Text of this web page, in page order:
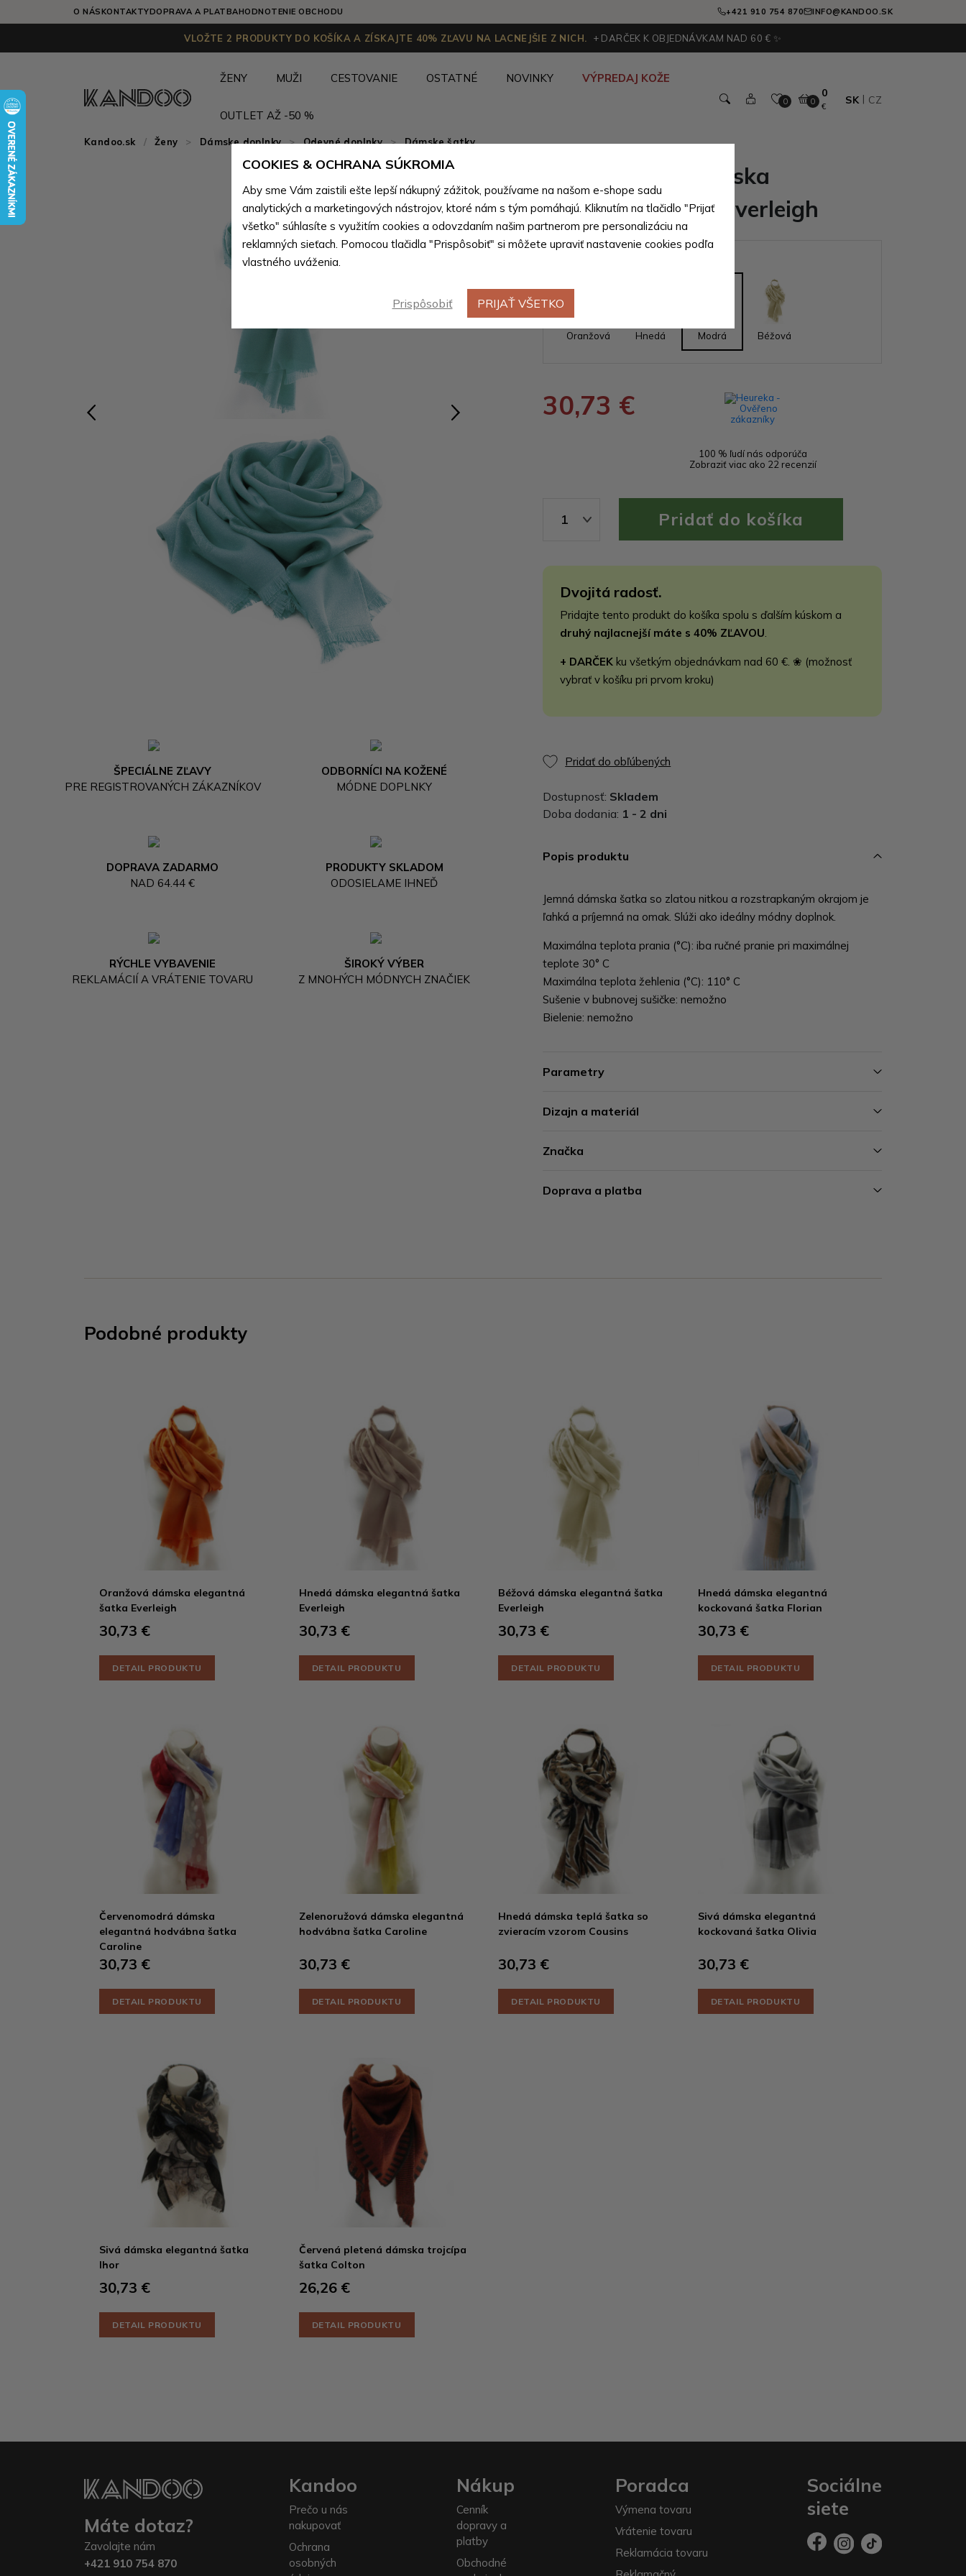
O NÁSKONTAKTYDOPRAVA A PLATBAHODNOTENIE OBCHODU +421 910 754 870 INFO@KANDOO.SK
VLOŽTE 2 PRODUKTY DO KOŠÍKA A ZÍSKAJTE 40% ZĽAVU NA LACNEJŠIE Z NICH. + DARČEK K OBJEDNÁVKAM NAD 60 € ✨
ŽENY MUŽI CESTOVANIE OSTATNÉ NOVINKY VÝPREDAJ KOŽE
OUTLET AŽ -50 %
0 0
0
€
SK CZ
Kandoo.sk Ženy > Dámske doplnky > Odevné doplnky > Dámske šatky
ŠPECIÁLNE ZĽAVY
PRE REGISTROVANÝCH ZÁKAZNÍKOV
ODBORNÍCI NA KOŽENÉ
MÓDNE DOPLNKY
DOPRAVA ZADARMO
NAD 64.44 €
PRODUKTY SKLADOM
ODOSIELAME IHNEĎ
RÝCHLE VYBAVENIE
REKLAMÁCIÍ A VRÁTENIE TOVARU
ŠIROKÝ VÝBER
Z MNOHÝCH MÓDNYCH ZNAČIEK
Svetlomodrá dámska
elegantná šatka Everleigh
Oranžová Hnedá Modrá Béžová
30,73 €
100 % ľudí nás odporúča
Zobraziť viac ako 22 recenzií
1
Dvojitá radosť.
Pridajte tento produkt do košíka spolu s ďalším kúskom a
druhý najlacnejší máte s 40% ZĽAVOU.
+ DARČEK ku všetkým objednávkam nad 60 €. ❀ (možnosť
vybrať v košíku pri prvom kroku)
Pridať do obľúbených
Dostupnosť: Skladem
Doba dodania: 1 - 2 dni
Popis produktu
Jemná dámska šatka so zlatou nitkou a rozstrapkaným okrajom je
ľahká a príjemná na omak. Slúži ako ideálny módny doplnok.
Maximálna teplota prania (°C): iba ručné pranie pri maximálnej
teplote 30° C
Maximálna teplota žehlenia (°C): 110° C
Sušenie v bubnovej sušičke: nemožno
Bielenie: nemožno
Parametry
Dizajn a materiál
Značka
Doprava a platba
Podobné produkty
Oranžová dámska elegantná
šatka Everleigh
30,73 €
DETAIL PRODUKTU
Hnedá dámska elegantná šatka
Everleigh
30,73 €
DETAIL PRODUKTU
Béžová dámska elegantná šatka
Everleigh
30,73 €
DETAIL PRODUKTU
Hnedá dámska elegantná
kockovaná šatka Florian
30,73 €
DETAIL PRODUKTU
Červenomodrá dámska
elegantná hodvábna šatka
Caroline
30,73 €
DETAIL PRODUKTU
Zelenoružová dámska elegantná
hodvábna šatka Caroline
30,73 €
DETAIL PRODUKTU
Hnedá dámska teplá šatka so
zvieracím vzorom Cousins
30,73 €
DETAIL PRODUKTU
Sivá dámska elegantná
kockovaná šatka Olivia
30,73 €
DETAIL PRODUKTU
Sivá dámska elegantná šatka
Ihor
30,73 €
DETAIL PRODUKTU
Červená pletená dámska trojcípa
šatka Colton
26,26 €
DETAIL PRODUKTU
COOKIES & OCHRANA SÚKROMIA
Aby sme Vám zaistili ešte lepší nákupný zážitok, používame na našom e-shope sadu
analytických a marketingových nástrojov, ktoré nám s tým pomáhajú. Kliknutím na tlačidlo "Prijať
všetko" súhlasíte s využitím cookies a odovzdaním našim partnerom pre personalizáciu na
reklamných sieťach. Pomocou tlačidla "Prispôsobiť" si môžete upraviť nastavenie cookies podľa
vlastného uváženia.
Prispôsobiť PRIJAŤ VŠETKO
Máte dotaz?
Zavolajte nám
+421 910 754 870
Kandoo
Prečo u nás
nakupovať
Ochrana
osobných
Nákup
Cenník
dopravy a
platby
Obchodné
Poradca
Výmena tovaru
Vrátenie tovaru
Reklamácia tovaru
Sociálne
siete